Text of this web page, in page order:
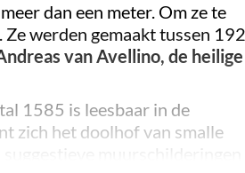
dan een meter. Om ze te
werden gemaakt tussen
van Avellino, de heilige
1585 is leesbaar in de
zich het doolhof van smalle